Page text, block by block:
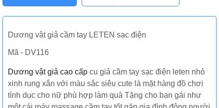
Dương vật giả cầm tay LETEN sạc điện
Mã - DV116
Dương vật giả cao cấp cu giả cầm tay sạc điện leten nhỏ
xinh rung xắn với màu sắc siêu cute là mặt hàng đồ chơi
tình dục cho nữ phù hợp làm quà Tặng cho bạn gái như